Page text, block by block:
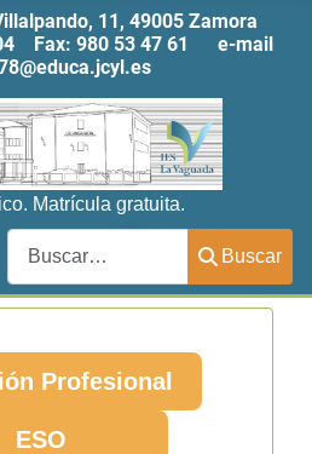
11, 49005 Zamora
Fax: 980 53 47 61 e-mail
Matrícula gratuita.
Buscar
Profesional
ESO